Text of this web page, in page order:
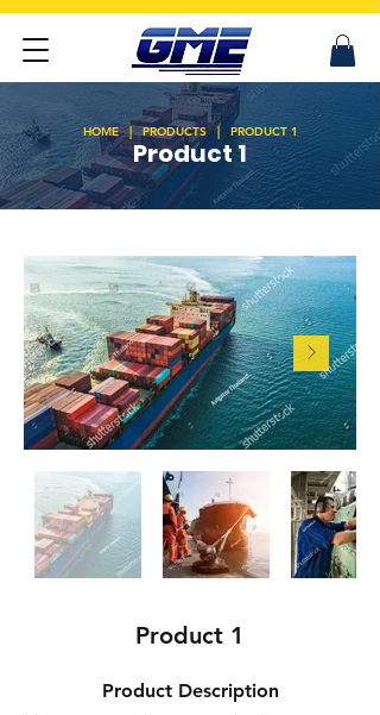
HOME | PRODUCTS | PRODUCT 1
Product 1
Product 1
Product Description